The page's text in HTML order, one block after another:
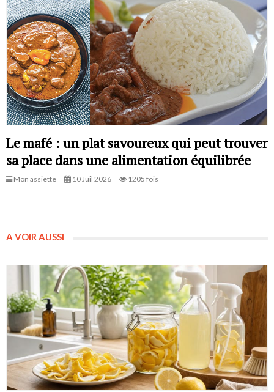
Le mafé : un plat savoureux qui peut trouver
sa place dans une alimentation équilibrée
Mon assiette 10 Juil 2026 1205 fois
A VOIR AUSSI